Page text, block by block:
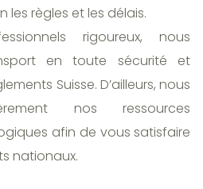
les règles et les délais.
rigoureux, nous
en toute sécurité et
Suisse. D’ailleurs, nous
nos ressources
afin de vous satisfaire
nationaux.